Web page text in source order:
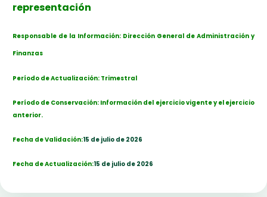
representación
Responsable de la Información: Dirección General de Administración y
Finanzas
Período de Actualización: Trimestral
Período de Conservación: Información del ejercicio vigente y el ejercicio
anterior.
Fecha de Validación:15 de julio de 2026
Fecha de Actualización:15 de julio de 2026